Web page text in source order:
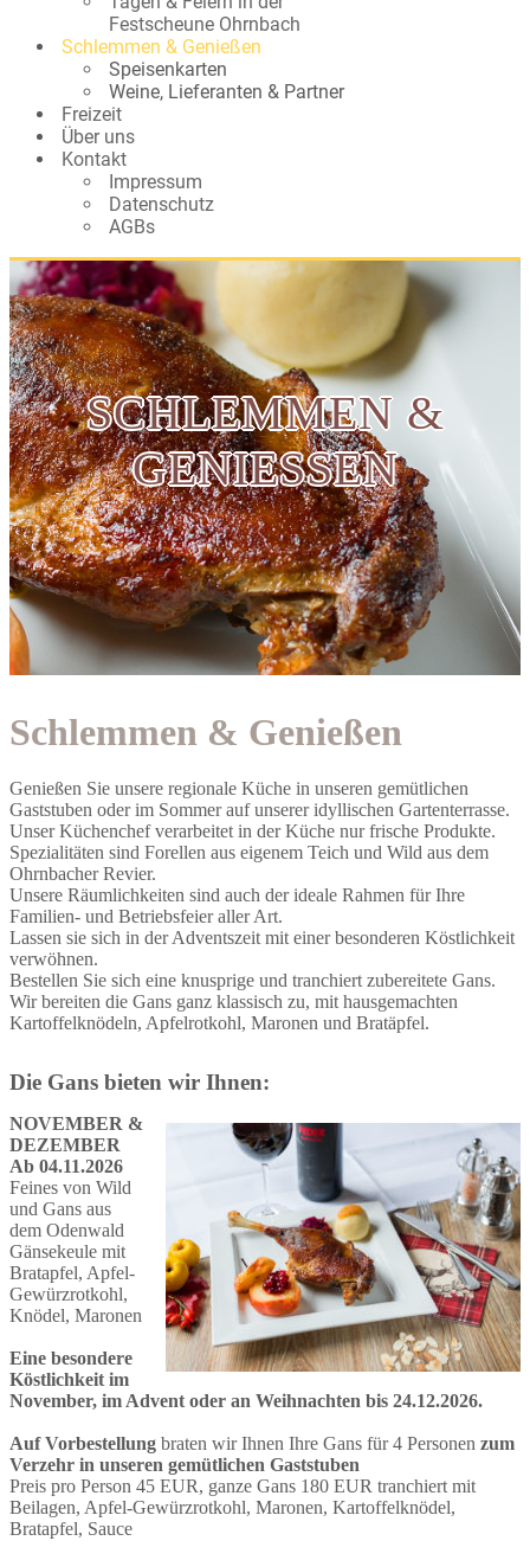
Festscheune Ohrnbach
Schlemmen & Genießen
Speisenkarten
Weine, Lieferanten & Partner
Freizeit
Über uns
Kontakt
Impressum
Datenschutz
AGBs
SCHLEMMEN &
GENIESSEN
Schlemmen & Genießen
Genießen Sie unsere regionale Küche in unseren gemütlichen
Gaststuben oder im Sommer auf unserer idyllischen Gartenterrasse.
Unser Küchenchef verarbeitet in der Küche nur frische Produkte.
Spezialitäten sind Forellen aus eigenem Teich und Wild aus dem
Ohrnbacher Revier.
Unsere Räumlichkeiten sind auch der ideale Rahmen für Ihre
Familien- und Betriebsfeier aller Art.
Lassen sie sich in der Adventszeit mit einer besonderen Köstlichkeit
verwöhnen.
Bestellen Sie sich eine knusprige und tranchiert zubereitete Gans.
Wir bereiten die Gans ganz klassisch zu, mit hausgemachten
Kartoffelknödeln, Apfelrotkohl, Maronen und Bratäpfel.
Die Gans bieten wir Ihnen:
NOVEMBER &
DEZEMBER
Ab 04.11.2026
Feines von Wild
und Gans aus
dem Odenwald
Gänsekeule mit
Bratapfel, Apfel-
Gewürzrotkohl,
Knödel, Maronen
Eine besondere
Köstlichkeit im
November, im Advent oder an Weihnachten bis 24.12.2026.
Auf Vorbestellung braten wir Ihnen Ihre Gans für 4 Personen zum
Verzehr in unseren gemütlichen Gaststuben
Preis pro Person 45 EUR, ganze Gans 180 EUR tranchiert mit
Beilagen, Apfel-Gewürzrotkohl, Maronen, Kartoffelknödel,
Bratapfel, Sauce